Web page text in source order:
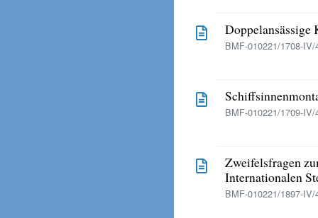
Doppelansässige
BMF-010221/1708-
BMF-010221/1709-
Zweifelsfragen
Internationalen
BMF-010221/1897-